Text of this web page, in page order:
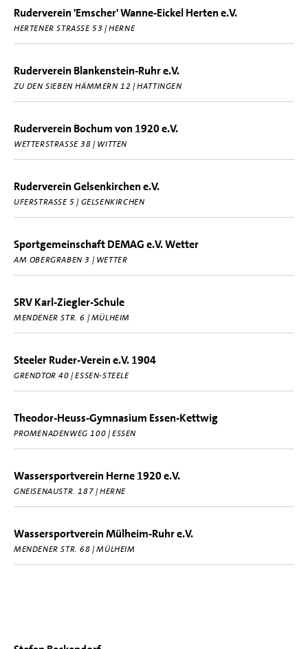
Ruderverein 'Emscher' Wanne-Eickel Herten e.V.
HERTENER STRASSE 53 | HERNE
Ruderverein Blankenstein-Ruhr e.V.
ZU DEN SIEBEN HÄMMERN 12 | HATTINGEN
Ruderverein Bochum von 1920 e.V.
WETTERSTRASSE 38 | WITTEN
Ruderverein Gelsenkirchen e.V.
UFERSTRASSE 5 | GELSENKIRCHEN
Sportgemeinschaft DEMAG e.V. Wetter
AM OBERGRABEN 3 | WETTER
SRV Karl-Ziegler-Schule
MENDENER STR. 6 | MÜLHEIM
Steeler Ruder-Verein e.V. 1904
GRENDTOR 40 | ESSEN-STEELE
Theodor-Heuss-Gymnasium Essen-Kettwig
PROMENADENWEG 100 | ESSEN
Wassersportverein Herne 1920 e.V.
GNEISENAUSTR. 187 | HERNE
Wassersportverein Mülheim-Ruhr e.V.
MENDENER STR. 68 | MÜLHEIM